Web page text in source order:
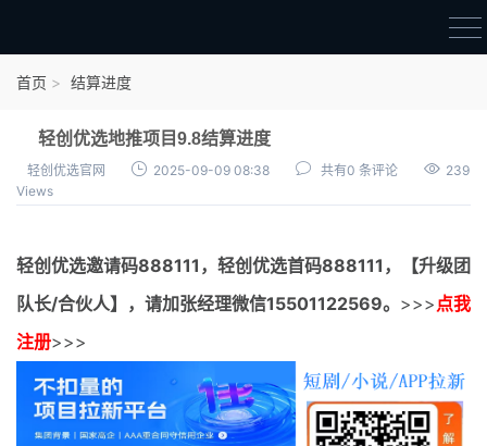
结算进度
团队长扶持
充场项目报价
无人直播
电商入门
首页 结算进度
轻创优选地推项目9.8结算进度
轻创优选官网 2025-09-09 08:38 共有0 条评论
239
Views
轻创优选邀请码888111， 轻创优选首码888111，【升级团
队长/合伙人】，请加张经理微信15501122569。 >>>点我
注册>>>